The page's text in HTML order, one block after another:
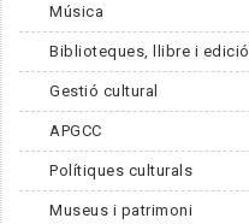
Música
Biblioteques, llibre i edició
Gestió cultural
APGCC
Polítiques culturals
Museus i patrimoni